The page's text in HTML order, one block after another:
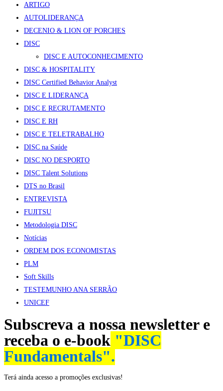
ARTIGO
AUTOLIDERANÇA
DECENIO & LION OF PORCHES
DISC
DISC E AUTOCONHECIMENTO
DISC & HOSPITALITY
DISC Certified Behavior Analyst
DISC E LIDERANÇA
DISC E RECRUTAMENTO
DISC E RH
DISC E TELETRABALHO
DISC na Saúde
DISC NO DESPORTO
DISC Talent Solutions
DTS no Brasil
ENTREVISTA
FUJITSU
Metodologia DISC
Notícias
ORDEM DOS ECONOMISTAS
PLM
Soft Skills
TESTEMUNHO ANA SERRÃO
UNICEF
Subscreva a nossa newsletter e
receba o e-book "DISC
Fundamentals".
Terá ainda acesso a promoções exclusivas!